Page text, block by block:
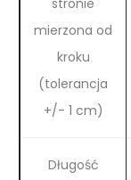
mierzona od
kroku
(tolerancja
+/- 1 cm)
Długość